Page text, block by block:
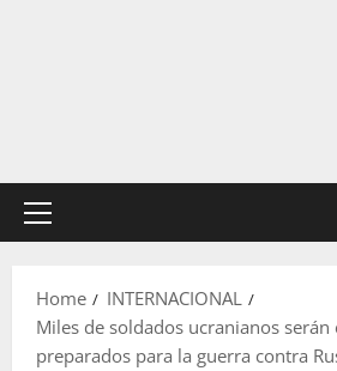
Primary
Home
INTERNACIONAL
Miles de soldados ucranianos
preparados para la guerra contra